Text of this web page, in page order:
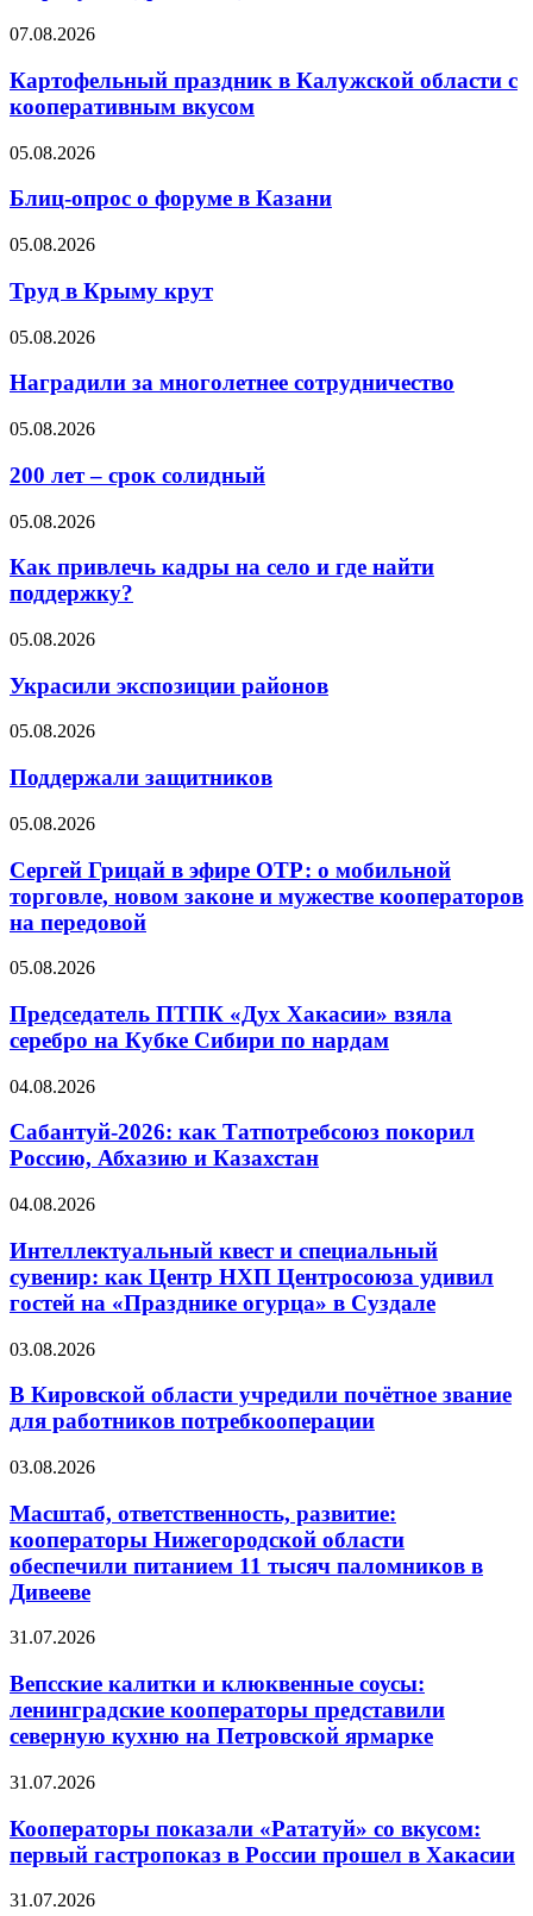
07.08.2026
Картофельный праздник в Калужской области с
кооперативным вкусом
05.08.2026
Блиц-опрос о форуме в Казани
05.08.2026
Труд в Крыму крут
05.08.2026
Наградили за многолетнее сотрудничество
05.08.2026
200 лет – срок солидный
05.08.2026
Как привлечь кадры на село и где найти
поддержку?
05.08.2026
Украсили экспозиции районов
05.08.2026
Поддержали защитников
05.08.2026
Сергей Грицай в эфире ОТР: о мобильной
торговле, новом законе и мужестве кооператоров
на передовой
05.08.2026
Председатель ПТПК «Дух Хакасии» взяла
серебро на Кубке Сибири по нардам
04.08.2026
Сабантуй-2026: как Татпотребсоюз покорил
Россию, Абхазию и Казахстан
04.08.2026
Интеллектуальный квест и специальный
сувенир: как Центр НХП Центросоюза удивил
гостей на «Празднике огурца» в Суздале
03.08.2026
В Кировской области учредили почётное звание
для работников потребкооперации
03.08.2026
Масштаб, ответственность, развитие:
кооператоры Нижегородской области
обеспечили питанием 11 тысяч паломников в
Дивееве
31.07.2026
Вепсские калитки и клюквенные соусы:
ленинградские кооператоры представили
северную кухню на Петровской ярмарке
31.07.2026
Кооператоры показали «Рататуй» со вкусом:
первый гастропоказ в России прошел в Хакасии
31.07.2026